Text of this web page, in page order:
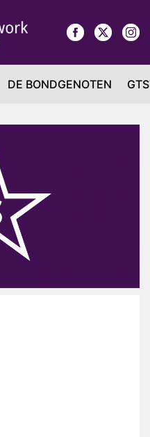
DE BONDGENOTEN